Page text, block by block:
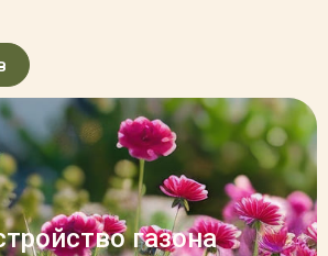
газона